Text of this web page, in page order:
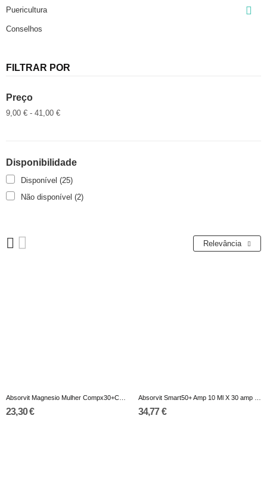
Puericultura 
Conselhos
FILTRAR POR
Preço
9,00 € - 41,00 €
Disponibilidade
Disponível(25)
Não disponível(2)
Relevância
23,30 € 34,77 €